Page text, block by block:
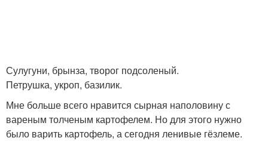
Сулугуни, брынза, творог подсоленый.
Петрушка, укроп, базилик.
Мне больше всего нравится сырная наполовину с
вареным толченым картофелем. Но для этого нужно
было варить картофель, а сегодня ленивые гёзлеме.